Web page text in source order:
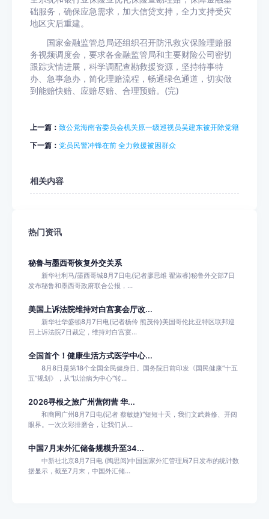
础服务，确保应急需求，加大信贷支持，全力支持受灾
地区灾后重建。
国家金融监管总局还组织召开防汛救灾保险理赔服
务视频调度会，要求各金融监管局和主要财险公司密切
跟踪灾情进展，科学调配查勘救援资源，坚持特事特
办、急事急办，简化理赔流程，畅通绿色通道，切实做
到能赔快赔、应赔尽赔、合理预赔。(完)
上一篇： 致公党海南省委员会机关原一级巡视员吴建东被开除党籍
下一篇： 党员民警冲锋在前 全力救援被困群众
相关内容
热门资讯
秘鲁与墨西哥恢复外交关系
新华社利马/墨西哥城8月7日电(记者廖思维 翟淑睿)秘鲁外交部7日
发布秘鲁和墨西哥政府联合公报，...
美国上诉法院维持对白宫宴会厅改...
新华社华盛顿8月7日电(记者杨伶 熊茂伶)美国哥伦比亚特区联邦巡
回上诉法院7日裁定，维持对白宫宴...
全国首个！健康生活方式医学中心...
8月8日是第18个全国全民健身日。国务院日前印发《国民健康“十五
五”规划》，从“以治病为中心”转...
2026寻根之旅广州营闭营 华...
和商网广州8月7日电(记者 蔡敏婕)“短短十天，我们文武兼修、开阔
眼界。一次次彩排磨合，让我们从...
中国7月末外汇储备规模升至34...
中新社北京8月7日电 (陶思阅)中国国家外汇管理局7日发布的统计数
据显示，截至7月末，中国外汇储...